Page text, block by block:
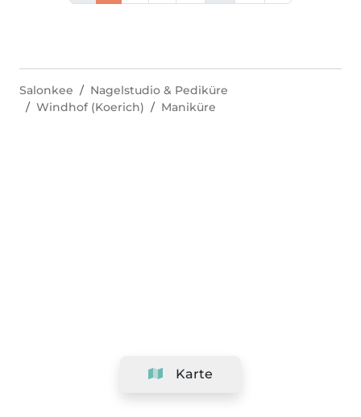
Karte
Salonkee
Nagelstudio & Pediküre
Windhof (Koerich)
Maniküre